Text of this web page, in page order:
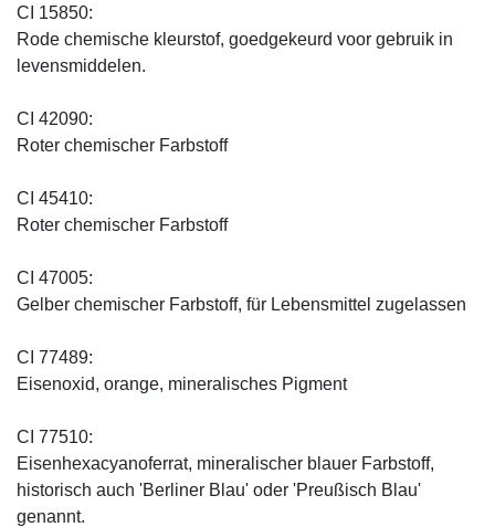
CI 15850:
Rode chemische kleurstof, goedgekeurd voor gebruik in
levensmiddelen.
CI 42090:
Roter chemischer Farbstoff
CI 45410:
Roter chemischer Farbstoff
CI 47005:
Gelber chemischer Farbstoff, für Lebensmittel zugelassen
CI 77489:
Eisenoxid, orange, mineralisches Pigment
CI 77510:
Eisenhexacyanoferrat, mineralischer blauer Farbstoff,
historisch auch 'Berliner Blau' oder 'Preußisch Blau'
genannt.